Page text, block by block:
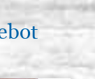
ACQUISTA
Lager: 1 - COD.